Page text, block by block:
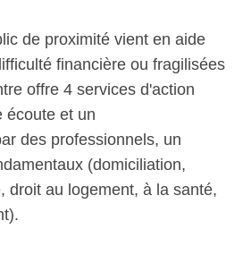
de proximité vient en aide
financière ou fragilisées
offre 4 services d'action
écoute et un
des professionnels, un
(domiciliation,
droit au logement, à la santé,